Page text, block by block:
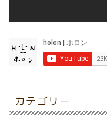
カテゴリー